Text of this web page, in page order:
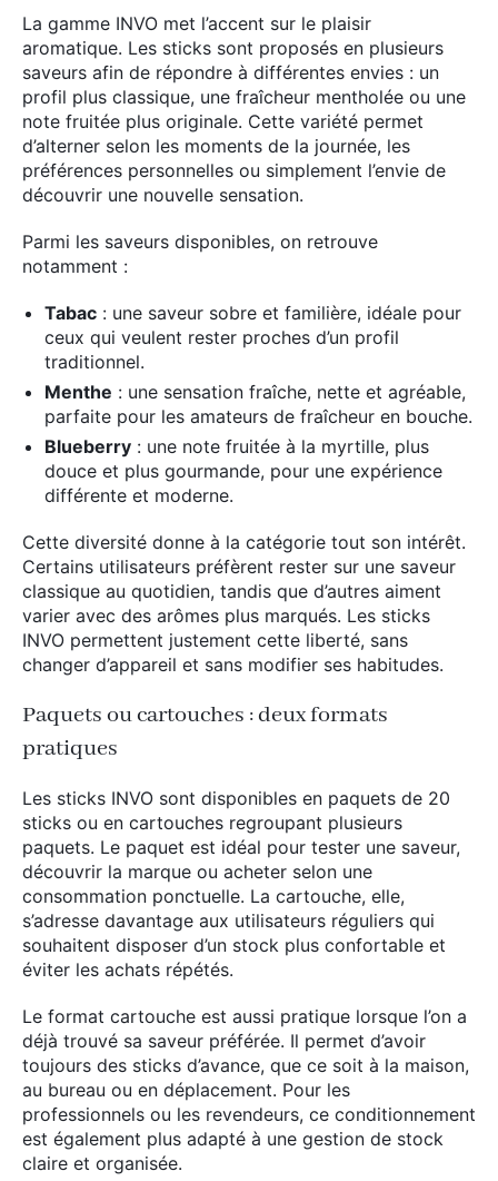
La gamme INVO met l’accent sur le plaisir
aromatique. Les sticks sont proposés en plusieurs
saveurs afin de répondre à différentes envies : un
profil plus classique, une fraîcheur mentholée ou une
note fruitée plus originale. Cette variété permet
d’alterner selon les moments de la journée, les
préférences personnelles ou simplement l’envie de
découvrir une nouvelle sensation.
Parmi les saveurs disponibles, on retrouve
notamment :
Tabac : une saveur sobre et familière, idéale pour
ceux qui veulent rester proches d’un profil
traditionnel.
Menthe : une sensation fraîche, nette et agréable,
parfaite pour les amateurs de fraîcheur en bouche.
Blueberry : une note fruitée à la myrtille, plus
douce et plus gourmande, pour une expérience
différente et moderne.
Cette diversité donne à la catégorie tout son intérêt.
Certains utilisateurs préfèrent rester sur une saveur
classique au quotidien, tandis que d’autres aiment
varier avec des arômes plus marqués. Les sticks
INVO permettent justement cette liberté, sans
changer d’appareil et sans modifier ses habitudes.
Paquets ou cartouches : deux formats
pratiques
Les sticks INVO sont disponibles en paquets de 20
sticks ou en cartouches regroupant plusieurs
paquets. Le paquet est idéal pour tester une saveur,
découvrir la marque ou acheter selon une
consommation ponctuelle. La cartouche, elle,
s’adresse davantage aux utilisateurs réguliers qui
souhaitent disposer d’un stock plus confortable et
éviter les achats répétés.
Le format cartouche est aussi pratique lorsque l’on a
déjà trouvé sa saveur préférée. Il permet d’avoir
toujours des sticks d’avance, que ce soit à la maison,
au bureau ou en déplacement. Pour les
professionnels ou les revendeurs, ce conditionnement
est également plus adapté à une gestion de stock
claire et organisée.